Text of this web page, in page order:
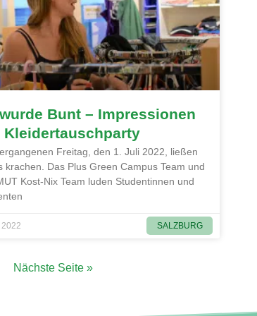
SALZBURG
Bunt – Impressionen
Kleidertauschparty
Freitag, den 1. Juli 2022, ließen
krachen. Das Plus Green Campus Team und
Kost-Nix Team luden Studentinnen und
Nächste Seite »